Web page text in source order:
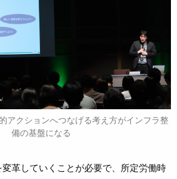
アクションへつなげる考え方がインフラ整
備の基盤になる
革していくことが必要で、所定労働時